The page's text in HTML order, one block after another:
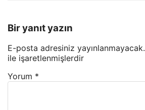
Bir yanıt yazın
E-posta adresiniz yayınlanmayacak.
ile işaretlenmişlerdir
Yorum *